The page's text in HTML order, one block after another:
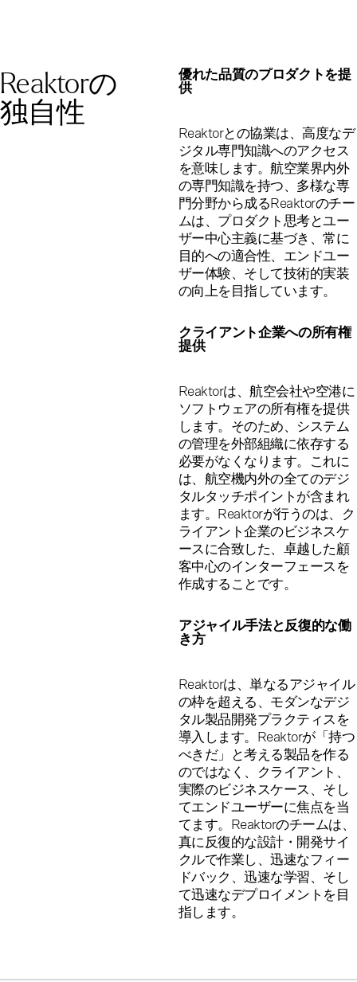
Reaktorの
独自性
優れた品質のプロダクトを提
供
Reaktorとの協業は、高度なデ
ジタル専門知識へのアクセス
を意味します。航空業界内外
の専門知識を持つ、多様な専
門分野から成るReaktorのチー
ムは、プロダクト思考とユー
ザー中心主義に基づき、常に
目的への適合性、エンドユー
ザー体験、そして技術的実装
の向上を目指しています。
クライアント企業への所有権
提供
Reaktorは、航空会社や空港に
ソフトウェアの所有権を提供
します。そのため、システム
の管理を外部組織に依存する
必要がなくなります。これに
は、航空機内外の全てのデジ
タルタッチポイントが含まれ
ます。Reaktorが行うのは、ク
ライアント企業のビジネスケ
ースに合致した、卓越した顧
客中心のインターフェースを
作成することです。
アジャイル手法と反復的な働
き方
Reaktorは、単なるアジャイル
の枠を超える、モダンなデジ
タル製品開発プラクティスを
導入します。Reaktorが「持つ
べきだ」と考える製品を作る
のではなく、クライアント、
実際のビジネスケース、そし
てエンドユーザーに焦点を当
てます。Reaktorのチームは、
真に反復的な設計・開発サイ
クルで作業し、迅速なフィー
ドバック、迅速な学習、そし
て迅速なデプロイメントを目
指します。